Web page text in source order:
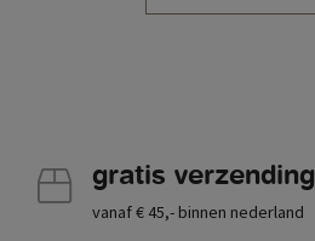
gratis verzending
vanaf € 45,- binnen nederland